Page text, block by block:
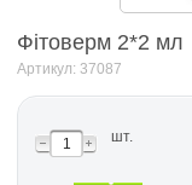
Фiтоверм 2*2 мл
Артикул: 37087
шт.